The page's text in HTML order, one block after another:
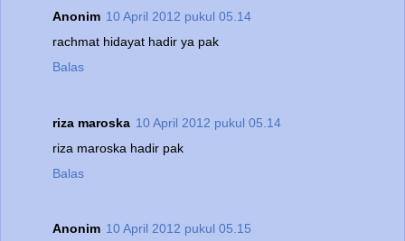
Anonim 10 April 2012 pukul 05.14
rachmat hidayat hadir ya pak
Balas
riza maroska 10 April 2012 pukul 05.14
riza maroska hadir pak
Balas
Anonim 10 April 2012 pukul 05.15